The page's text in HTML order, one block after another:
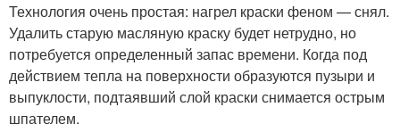
Технология очень простая: нагрел краски феном — снял.
Удалить старую масляную краску будет нетрудно, но
потребуется определенный запас времени. Когда под
действием тепла на поверхности образуются пузыри и
выпуклости, подтаявший слой краски снимается острым
шпателем.